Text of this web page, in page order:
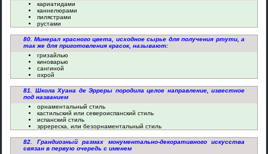
кариатидами
каннелюрами
пилястрами
рустами
80. Минерал красного цвета, исходное сырье для получения ртути, а
так же для приготовления красок, называют:
гризайлью
киноварью
сангиной
охрой
81. Школа Хуана де Эрреры породила целое направление, известное
под названием
орнаментальный стиль
кастильский или североиспанский стиль
испанский стиль
эрререска, или безорнаментальный стиль
82. Грандиозный размах монументально-декоративного искусства
связан в первую очередь с именем